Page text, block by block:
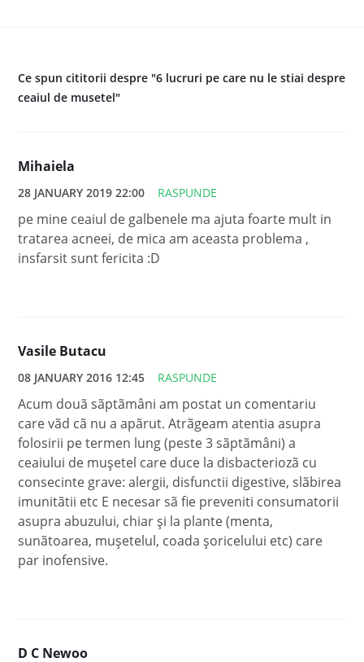
Ce spun cititorii despre "6 lucruri pe care nu le stiai despre
ceaiul de musetel"
Mihaiela
28 JANUARY 2019 22:00 RASPUNDE
pe mine ceaiul de galbenele ma ajuta foarte mult in
tratarea acneei, de mica am aceasta problema ,
insfarsit sunt fericita :D
Vasile Butacu
08 JANUARY 2016 12:45 RASPUNDE
Acum douã sãptãmâni am postat un comentariu
care vãd cã nu a apãrut. Atrãgeam atentia asupra
folosirii pe termen lung (peste 3 sãptãmâni) a
ceaiului de muşetel care duce la disbacteriozã cu
consecinte grave: alergii, disfunctii digestive, slãbirea
imunitãtii etc E necesar sã fie preveniti consumatorii
asupra abuzului, chiar şi la plante (menta,
sunãtoarea, muşetelul, coada şoricelului etc) care
par inofensive.
D C Newoo